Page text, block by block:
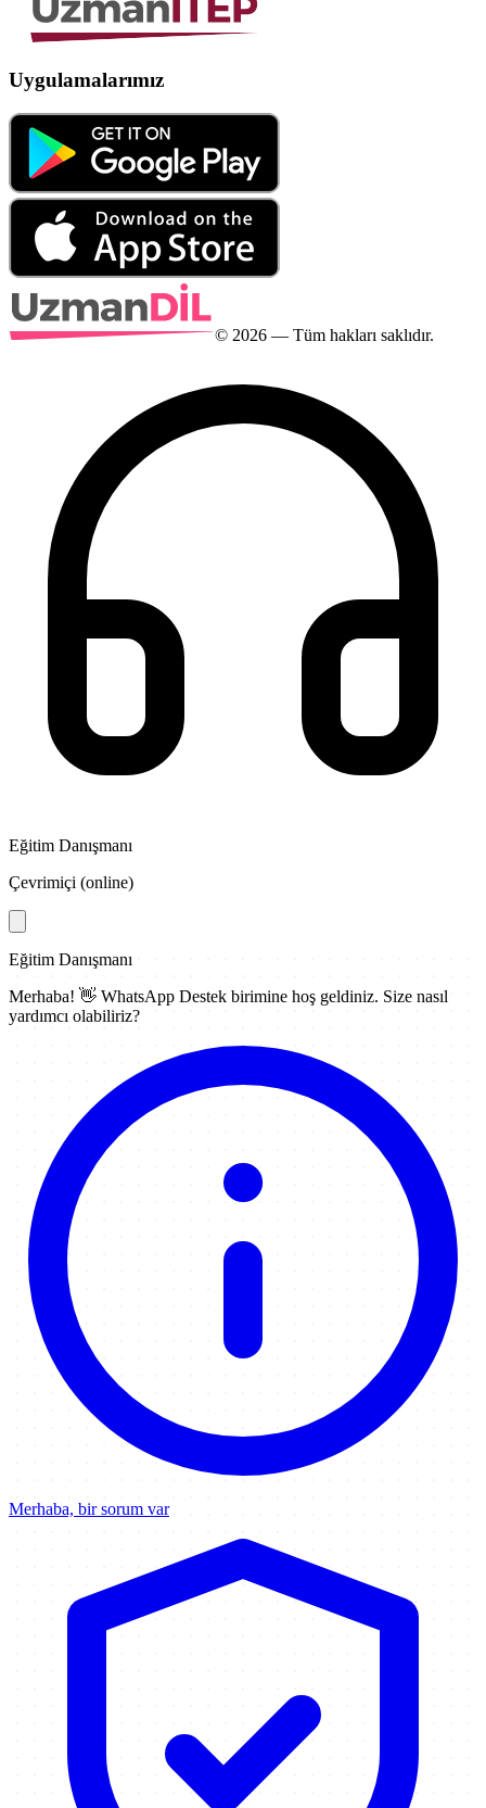
Uygulamalarımız
© 2026 — Tüm hakları saklıdır.
Eğitim Danışmanı
Çevrimiçi (online)
Eğitim Danışmanı
Merhaba! 👋 WhatsApp Destek birimine hoş geldiniz. Size nasıl
yardımcı olabiliriz?
Merhaba, bir sorum var